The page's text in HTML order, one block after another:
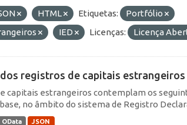
HTML Etiquetas:
Portfólio
IED Licenças: Licença
registros de capitais estrangeiros
capitais estrangeiros contemplam os
no âmbito do sistema de Registro
OData JSON